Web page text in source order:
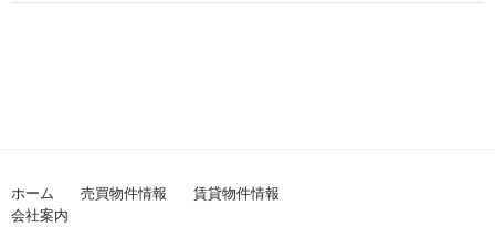
ホーム 売買物件情報
賃貸物件情報
会社案内